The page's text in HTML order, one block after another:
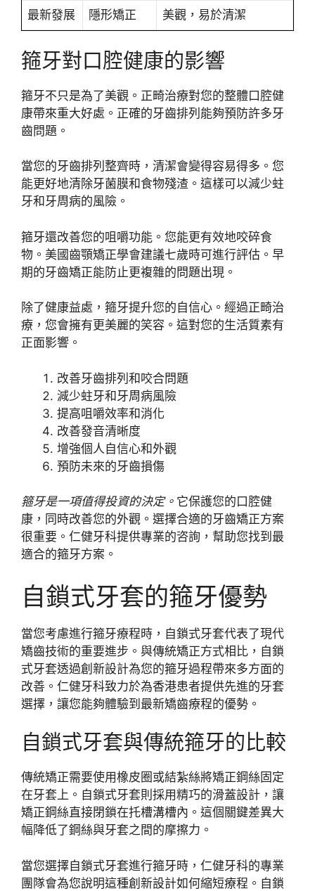
最新發展 隱形矯正 美觀，易於清潔
箍牙對口腔健康的影響
箍牙不只是為了美觀。正畸治療對您的整體口腔健
康帶來重大好處。正確的牙齒排列能夠預防許多牙
齒問題。
當您的牙齒排列整齊時，清潔會變得容易得多。您
能更好地清除牙菌膜和食物殘渣。這樣可以減少蛀
牙和牙周病的風險。
箍牙還改善您的咀嚼功能。您能更有效地咬碎食
物。美國齒顎矯正學會建議七歲時可進行評估。早
期的牙齒矯正能防止更複雜的問題出現。
除了健康益處，箍牙提升您的自信心。經過正畸治
療，您會擁有更美麗的笑容。這對您的生活質素有
正面影響。
改善牙齒排列和咬合問題
減少蛀牙和牙周病風險
提高咀嚼效率和消化
改善發音清晰度
增強個人自信心和外觀
預防未來的牙齒損傷
箍牙是一項值得投資的決定。 它保護您的口腔健
康，同時改善您的外觀。選擇合適的牙齒矯正方案
很重要。仁健牙科提供專業的咨詢，幫助您找到最
適合的箍牙方案。
自鎖式牙套的箍牙優勢
當您考慮進行箍牙療程時，自鎖式牙套代表了現代
矯齒技術的重要進步。與傳統矯正方式相比，自鎖
式牙套透過創新設計為您的箍牙過程帶來多方面的
改善。仁健牙科致力於為香港患者提供先進的牙套
選擇，讓您能夠體驗到最新矯齒療程的優勢。
自鎖式牙套與傳統箍牙的比較
傳統矯正需要使用橡皮圈或結紮絲將矯正鋼絲固定
在牙套上。自鎖式牙套則採用精巧的滑蓋設計，讓
矯正鋼絲直接閉鎖在托槽溝槽內。這個關鍵差異大
幅降低了鋼絲與牙套之間的摩擦力。
當您選擇自鎖式牙套進行箍牙時，仁健牙科的專業
團隊會為您說明這種創新設計如何縮短療程。自鎖